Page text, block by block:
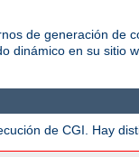
de generación de
dinámico en su sitio
de CGI. Hay